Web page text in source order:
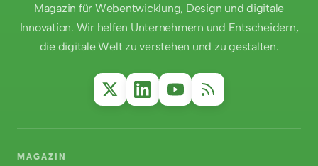
Magazin für Webentwicklung, Design und digitale
Innovation. Wir helfen Unternehmern und Entscheidern,
die digitale Welt zu verstehen und zu gestalten.
MAGAZIN